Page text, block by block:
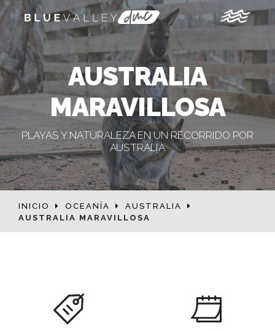
AUSTRALIA
MARAVILLOSA
PLAYAS Y NATURALEZA EN UN RECORRIDO POR
AUSTRALIA
INICIO OCEANÍA
AUSTRALIA
AUSTRALIA MARAVILLOSA